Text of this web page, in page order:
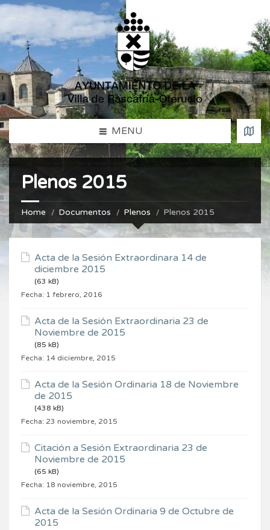
MENU
Plenos 2015
Home Documentos Plenos Plenos 2015
Acta de la Sesión Extraordinara 14 de
diciembre 2015
(63 kB)
Fecha: 1 febrero, 2016
Acta de la Sesión Extraordinaria 23 de
Noviembre de 2015
(85 kB)
Fecha: 14 diciembre, 2015
Acta de la Sesión Ordinaria 18 de Noviembre
de 2015
(438 kB)
Fecha: 23 noviembre, 2015
Citación a Sesión Extraordinaria 23 de
Noviembre de 2015
(65 kB)
Fecha: 18 noviembre, 2015
Acta de la Sesión Ordinaria 9 de Octubre de
2015